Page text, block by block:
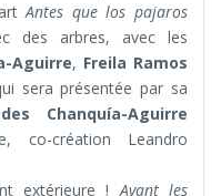
artAntes que los pajaros
des arbres, avec les
Aguirre, Freila Ramos
sera présentée par sa
Chanquía-Aguirre
co-création Leandro
extérieure !Avant les